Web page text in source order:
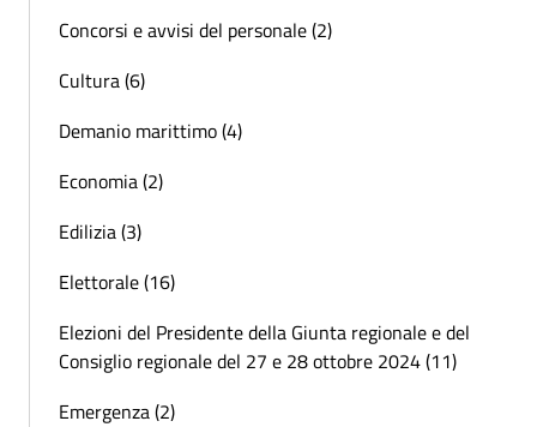
Concorsi e avvisi del personale (2)
Cultura (6)
Demanio marittimo (4)
Economia (2)
Edilizia (3)
Elettorale (16)
Elezioni del Presidente della Giunta regionale e del
Consiglio regionale del 27 e 28 ottobre 2024 (11)
Emergenza (2)